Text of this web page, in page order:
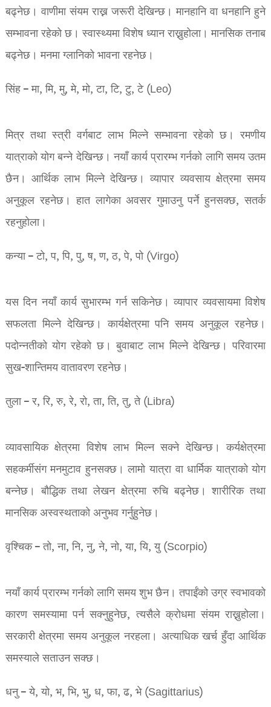
बढ्नेछ। वाणीमा संयम राख्न जरूरी देखिन्छ। मानहानि वा धनहानि हुने
सम्भावना रहेको छ। स्वास्थ्यमा विशेष ध्यान राख्नुहोला। मानसिक तनाब
बढ्नेछ। मनमा ग्लानिको भावना रहनेछ।
सिंह – मा, मि, मु, मे, मो, टा, टि, टु, टे (Leo)
मित्र तथा स्त्री वर्गबाट लाभ मिल्ने सम्भावना रहेको छ। रमणीय
यात्राको योग बन्ने देखिन्छ। नयाँ कार्य प्रारम्भ गर्नको लागि समय उतम
छैन। आर्थिक लाभ मिल्ने देखिन्छ। व्यापार व्यवसाय क्षेत्रमा समय
अनुकूल रहनेछ। हात लागेका अवसर गुमाउनु पर्ने हुनसक्छ, सतर्क
रहनुहोला।
कन्या – टो, प, पि, पु, ष, ण, ठ, पे, पो (Virgo)
यस दिन नयाँ कार्य सुभारम्भ गर्न सकिनेछ। व्यापार व्यवसायमा विशेष
सफलता मिल्ने देखिन्छ। कार्यक्षेत्रमा पनि समय अनुकूल रहनेछ।
पदोन्नतीको योग रहेको छ। बुवाबाट लाभ मिल्ने देखिन्छ। परिवारमा
सुख-शान्तिमय वातावरण रहनेछ।
तुला – र, रि, रु, रे, रो, ता, ति, तु, ते (Libra)
व्यावसायिक क्षेत्रमा विशेष लाभ मिल्न सक्ने देखिन्छ। कर्यक्षेत्रमा
सहकर्मीसंग मनमुटाव हुनसक्छ। लामो यात्रा वा धार्मिक यात्राको योग
बन्नेछ। बौद्धिक तथा लेखन क्षेत्रमा रुचि बढ्नेछ। शारीरिक तथा
मानसिक अस्वस्थताको अनुभव गर्नुहुनेछ।
वृश्चिक – तो, ना, नि, नु, ने, नो, या, यि, यु (Scorpio)
नयाँ कार्य प्रारम्भ गर्नको लागि समय शुभ छैन। तपाईंको उग्र स्वभावको
कारण समस्यामा पर्न सक्नुहुनेछ, त्यसैले क्रोधमा संयम राख्नुहोला।
सरकारी क्षेत्रमा समय अनुकूल नरहला। अत्याधिक खर्च हुँदा आर्थिक
समस्याले सताउन सक्छ।
धनु – ये, यो, भ, भि, भु, ध, फा, ढ, भे (Sagittarius)